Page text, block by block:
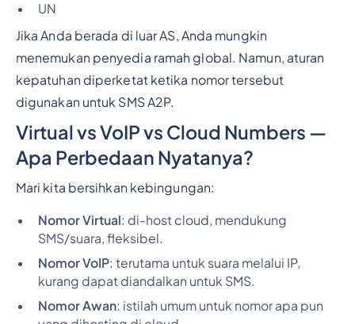
UN
Jika Anda berada di luar AS, Anda mungkin
menemukan penyedia ramah global. Namun, aturan
kepatuhan diperketat ketika nomor tersebut
digunakan untuk SMS A2P.
Virtual vs VoIP vs Cloud Numbers —
Apa Perbedaan Nyatanya?
Mari kita bersihkan kebingungan:
Nomor Virtual: di-host cloud, mendukung
SMS/suara, fleksibel.
Nomor VoIP: terutama untuk suara melalui IP,
kurang dapat diandalkan untuk SMS.
Nomor Awan: istilah umum untuk nomor apa pun